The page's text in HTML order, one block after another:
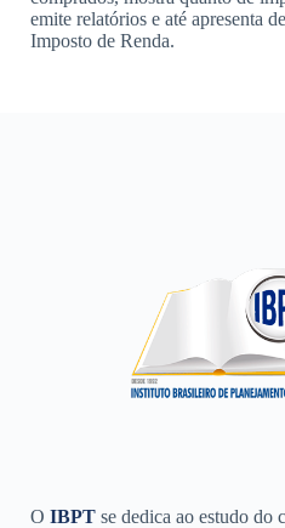
emite relatórios e até apresenta
Imposto de Renda.
O IBPT se dedica ao estudo do